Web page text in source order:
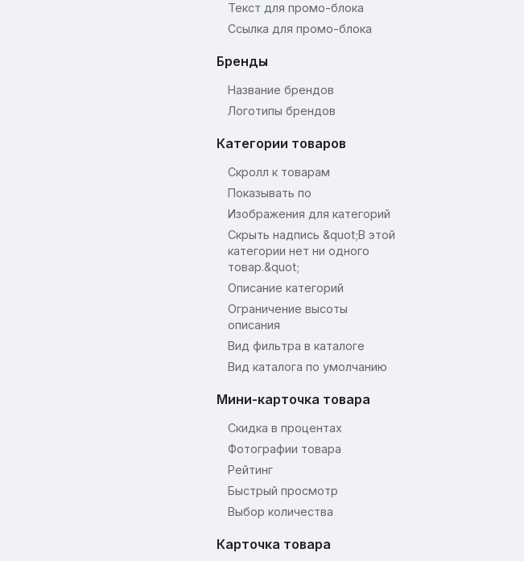
Текст для промо-блока
Ссылка для промо-блока
Бренды
Название брендов
Логотипы брендов
Категории товаров
Скролл к товарам
Показывать по
Изображения для категорий
Скрыть надпись &quot;В этой
категории нет ни одного
товар.&quot;
Описание категорий
Ограничение высоты
описания
Вид фильтра в каталоге
Вид каталога по умолчанию
Мини-карточка товара
Скидка в процентах
Фотографии товара
Рейтинг
Быстрый просмотр
Выбор количества
Карточка товара